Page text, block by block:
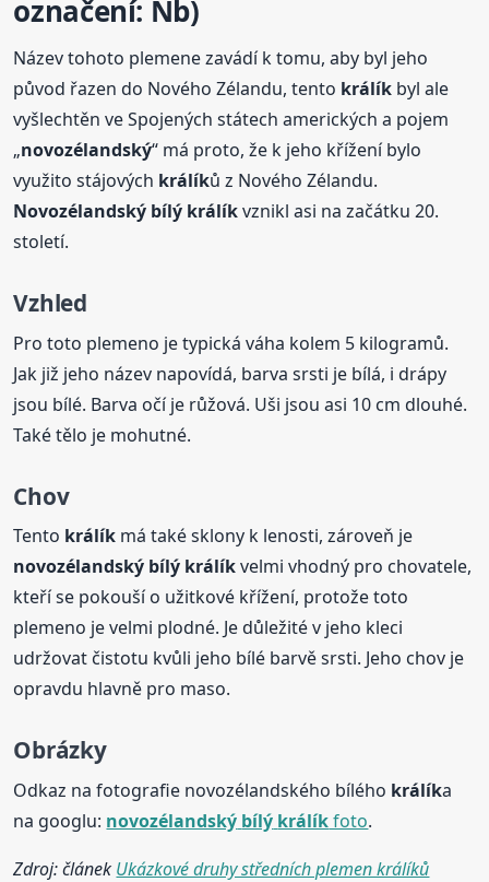
označení: Nb)
Název tohoto plemene zavádí k tomu, aby byl jeho
původ řazen do Nového Zélandu, tento králík byl ale
vyšlechtěn ve Spojených státech amerických a pojem
„novozélandský“ má proto, že k jeho křížení bylo
využito stájových králíků z Nového Zélandu.
Novozélandský bílý králíkvznikl asi na začátku 20.
století.
Vzhled
Pro toto plemeno je typická váha kolem 5 kilogramů.
Jak již jeho název napovídá, barva srsti je bílá, i drápy
jsou bílé. Barva očí je růžová. Uši jsou asi 10 cm dlouhé.
Také tělo je mohutné.
Chov
Tento králík má také sklony k lenosti, zároveň je
novozélandský bílý králíkvelmi vhodný pro chovatele,
kteří se pokouší o užitkové křížení, protože toto
plemeno je velmi plodné. Je důležité v jeho kleci
udržovat čistotu kvůli jeho bílé barvě srsti. Jeho chov je
opravdu hlavně pro maso.
Obrázky
Odkaz na fotografie novozélandského bílého králíka
na googlu: novozélandský bílý králíkfoto.
Zdroj: článek Ukázkové druhy středních plemen králíků